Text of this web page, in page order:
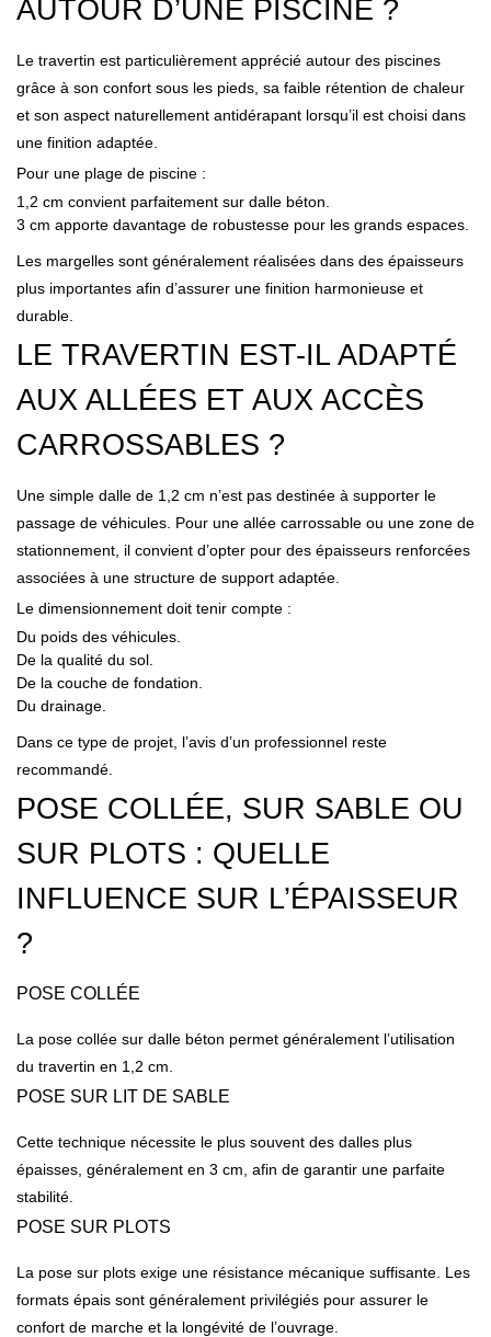
AUTOUR D’UNE PISCINE ?
Le travertin est particulièrement apprécié autour des piscines
grâce à son confort sous les pieds, sa faible rétention de chaleur
et son aspect naturellement antidérapant lorsqu’il est choisi dans
une finition adaptée.
Pour une plage de piscine :
1,2 cm convient parfaitement sur dalle béton.
3 cm apporte davantage de robustesse pour les grands espaces.
Les margelles sont généralement réalisées dans des épaisseurs
plus importantes afin d’assurer une finition harmonieuse et
durable.
LE TRAVERTIN EST-IL ADAPTÉ
AUX ALLÉES ET AUX ACCÈS
CARROSSABLES ?
Une simple dalle de 1,2 cm n’est pas destinée à supporter le
passage de véhicules. Pour une allée carrossable ou une zone de
stationnement, il convient d’opter pour des épaisseurs renforcées
associées à une structure de support adaptée.
Le dimensionnement doit tenir compte :
Du poids des véhicules.
De la qualité du sol.
De la couche de fondation.
Du drainage.
Dans ce type de projet, l’avis d’un professionnel reste
recommandé.
POSE COLLÉE, SUR SABLE OU
SUR PLOTS : QUELLE
INFLUENCE SUR L’ÉPAISSEUR
?
POSE COLLÉE
La pose collée sur dalle béton permet généralement l’utilisation
du travertin en 1,2 cm.
POSE SUR LIT DE SABLE
Cette technique nécessite le plus souvent des dalles plus
épaisses, généralement en 3 cm, afin de garantir une parfaite
stabilité.
POSE SUR PLOTS
La pose sur plots exige une résistance mécanique suffisante. Les
formats épais sont généralement privilégiés pour assurer le
confort de marche et la longévité de l’ouvrage.